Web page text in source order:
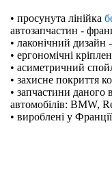
• просунута лінійка
автозапчастин -
• лаконічний дизайн
• ергономічні
• асиметричний
• захисне покриття
• запчастини даного
автомобілів: BMW,
• вироблені у Франції